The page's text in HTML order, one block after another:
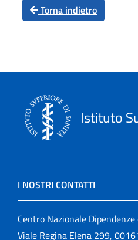
Torna indietro
Istituto
I NOSTRI CONTATTI
Centro Nazionale Dipendenze
Viale Regina Elena 299,